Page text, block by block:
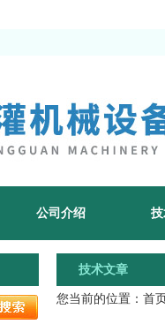
公司介绍
技术文章
您当前的位置： 首